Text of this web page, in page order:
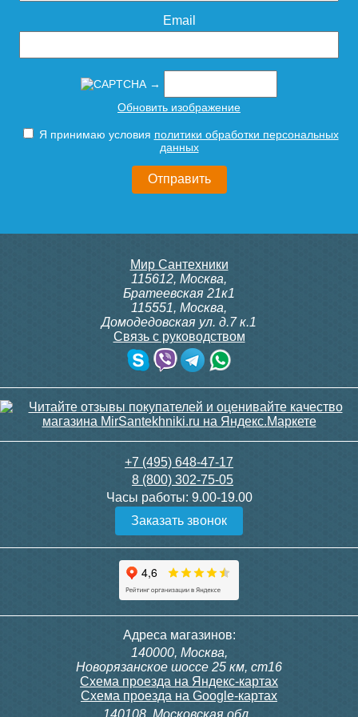
Редуктор давления
выходом под манометр
Редуктор давления
ROMMER PN25 вн/вн 1'' с
выходом под манометр
RVS-0008-000025
Email
→
Обновить изображение
Я принимаю условия политики обработки персональных
данных
Мир Сантехники
115612, Москва,
Братеевская 21к1
115551, Москва,
Домодедовская ул. д.7 к.1
Связь с руководством
+7 (495) 648-47-17
8 (800) 302-75-05
Часы работы: 9.00-19.00
Заказать звонок
Адреса магазинов:
140000, Москва,
Новорязанское шоссе 25 км, ст16
Схема проезда на Яндекс-картах
Схема проезда на Google-картах
140108, Московская обл.,